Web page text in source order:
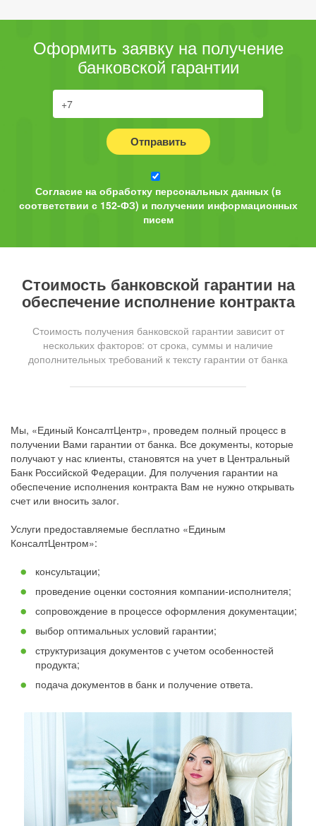
Оформить заявку на получение
банковской гарантии
Отправить
Согласие на обработку персональных данных (в
соответствии с 152-ФЗ) и получении информационных
писем
Стоимость банковской гарантии на
обеспечение исполнение контракта
Стоимость получения банковской гарантии зависит от
нескольких факторов: от срока, суммы и наличие
дополнительных требований к тексту гарантии от банка
Мы, «Единый КонсалтЦентр», проведем полный процесс в
получении Вами гарантии от банка. Все документы, которые
получают у нас клиенты, становятся на учет в Центральный
Банк Российской Федерации. Для получения гарантии на
обеспечение исполнения контракта Вам не нужно открывать
счет или вносить залог.
Услуги предоставляемые бесплатно «Единым
КонсалтЦентром»:
консультации;
проведение оценки состояния компании-исполнителя;
сопровождение в процессе оформления документации;
выбор оптимальных условий гарантии;
структуризация документов с учетом особенностей
продукта;
подача документов в банк и получение ответа.